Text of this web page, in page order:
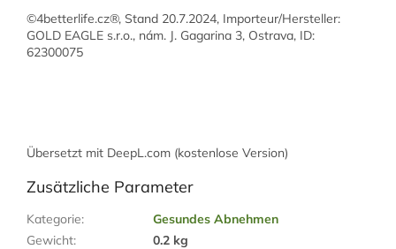
©4betterlife.cz®, Stand 20.7.2024, Importeur/Hersteller:
GOLD EAGLE s.r.o., nám. J. Gagarina 3, Ostrava, ID:
62300075
Übersetzt mit DeepL.com (kostenlose Version)
Zusätzliche Parameter
Kategorie:
Gesundes Abnehmen
Gewicht:
0.2 kg